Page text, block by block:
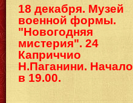
18 декабря. Музей
военной формы.
"Новогодняя
мистерия". 24
Каприччио
Н.Паганини. Начало
в 19.00.